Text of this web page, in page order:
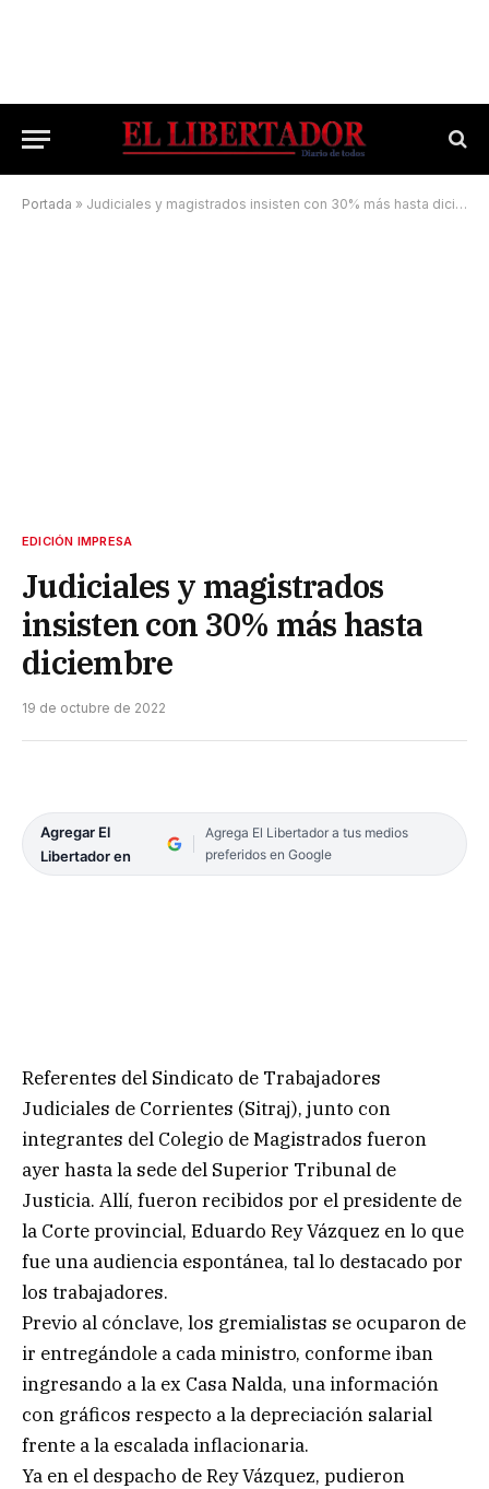
Portada » Judiciales y magistrados insisten con 30% más hasta diciembre
EDICIÓN IMPRESA
Judiciales y magistrados
insisten con 30% más hasta
diciembre
19 de octubre de 2022
Agregar El
Libertador en
Agrega El Libertador a tus medios
preferidos en Google
Referentes del Sindicato de Trabajadores
Judiciales de Corrientes (Sitraj), junto con
integrantes del Colegio de Magistrados fueron
ayer hasta la sede del Superior Tribunal de
Justicia. Allí, fueron recibidos por el presidente de
la Corte provincial, Eduardo Rey Vázquez en lo que
fue una audiencia espontánea, tal lo destacado por
los trabajadores.
Previo al cónclave, los gremialistas se ocuparon de
ir entregándole a cada ministro, conforme iban
ingresando a la ex Casa Nalda, una información
con gráficos respecto a la depreciación salarial
frente a la escalada inflacionaria.
Ya en el despacho de Rey Vázquez, pudieron